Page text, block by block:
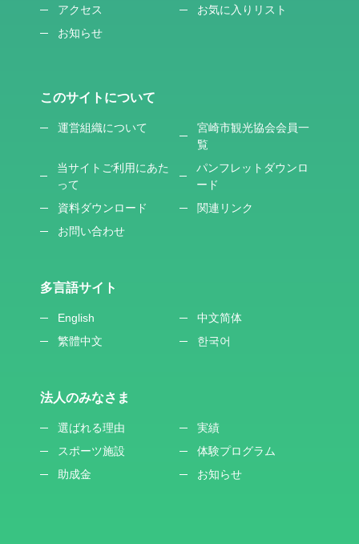
アクセス
お気に入りリスト
お知らせ
このサイトについて
運営組織について
宮崎市観光協会会員一
覧
当サイトご利用にあた
って
パンフレットダウンロ
ード
資料ダウンロード
関連リンク
お問い合わせ
多言語サイト
English
中文简体
繁體中文
한국어
法人のみなさま
選ばれる理由
実績
スポーツ施設
体験プログラム
助成金
お知らせ